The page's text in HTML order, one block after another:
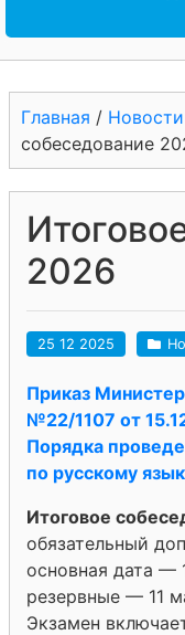
Главная /
собеседование
2026
25 12 2025
Приказ
№22/1107 от
Порядка
по русскому
Итоговое
обязательный
основная дата —
резервные — 11
Экзамен